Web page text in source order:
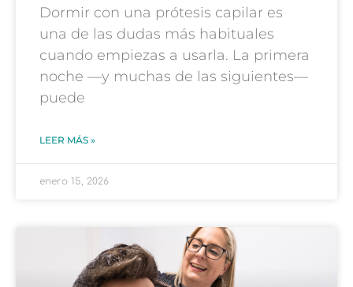
Dormir con una prótesis capilar es
una de las dudas más habituales
cuando empiezas a usarla. La primera
noche —y muchas de las siguientes—
puede
LEER MÁS »
enero 15, 2026